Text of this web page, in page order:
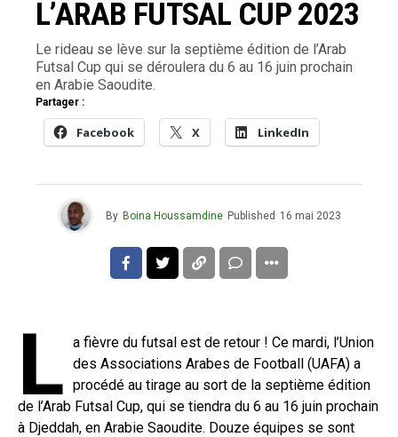
L’ARAB FUTSAL CUP 2023
Le rideau se lève sur la septième édition de l’Arab
Futsal Cup qui se déroulera du 6 au 16 juin prochain
en Arabie Saoudite.
Partager :
Facebook X LinkedIn
By Boina Houssamdine Published 16 mai 2023
L a fièvre du futsal est de retour ! Ce mardi, l’Union
des Associations Arabes de Football (UAFA) a
procédé au tirage au sort de la septième édition
de l’Arab Futsal Cup, qui se tiendra du 6 au 16 juin prochain
à Djeddah, en Arabie Saoudite. Douze équipes se sont